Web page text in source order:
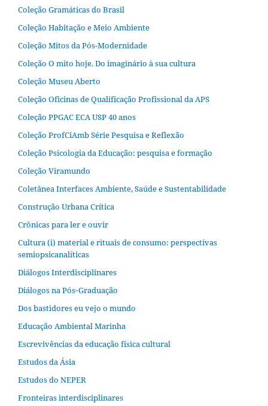
Coleção Gramáticas do Brasil
Coleção Habitação e Meio Ambiente
Coleção Mitos da Pós-Modernidade
Coleção O mito hoje. Do imaginário à sua cultura
Coleção Museu Aberto
Coleção Oficinas de Qualificação Profissional da APS
Coleção PPGAC ECA USP 40 anos
Coleção ProfCiAmb Série Pesquisa e Reflexão
Coleção Psicologia da Educação: pesquisa e formação
Coleção Viramundo
Coletânea Interfaces Ambiente, Saúde e Sustentabilidade
Construção Urbana Crítica
Crônicas para ler e ouvir
Cultura (i) material e rituais de consumo: perspectivas
semiopsicanalíticas
Diálogos Interdisciplinares
Diálogos na Pós‐Graduação
Dos bastidores eu vejo o mundo
Educação Ambiental Marinha
Escrevivências da educação física cultural
Estudos da Ásia​
Estudos do NEPER
Fronteiras interdisciplinares